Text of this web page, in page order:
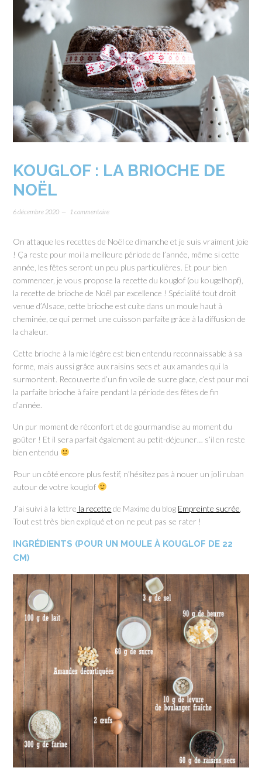
KOUGLOF : LA BRIOCHE DE
NOËL
6 décembre 2020 1 commentaire
On attaque les recettes de Noël ce dimanche et je suis vraiment joie
! Ça reste pour moi la meilleure période de l’année, même si cette
année, les fêtes seront un peu plus particulières. Et pour bien
commencer, je vous propose la recette du kouglof (ou kougelhopf),
la recette de brioche de Noël par excellence ! Spécialité tout droit
venue d’Alsace, cette brioche est cuite dans un moule haut à
cheminée, ce qui permet une cuisson parfaite grâce à la diffusion de
la chaleur.
Cette brioche à la mie légère est bien entendu reconnaissable à sa
forme, mais aussi grâce aux raisins secs et aux amandes qui la
surmontent. Recouverte d’un fin voile de sucre glace, c’est pour moi
la parfaite brioche à faire pendant la période des fêtes de fin
d’année.
Un pur moment de réconfort et de gourmandise au moment du
goûter ! Et il sera parfait également au petit-déjeuner… s’il en reste
bien entendu
Pour un côté encore plus festif, n’hésitez pas à nouer un joli ruban
autour de votre kouglof
J’ai suivi à la lettre la recette de Maxime du blog Empreinte sucrée.
Tout est très bien expliqué et on ne peut pas se rater !
INGRÉDIENTS (POUR UN MOULE À KOUGLOF DE 22
CM)